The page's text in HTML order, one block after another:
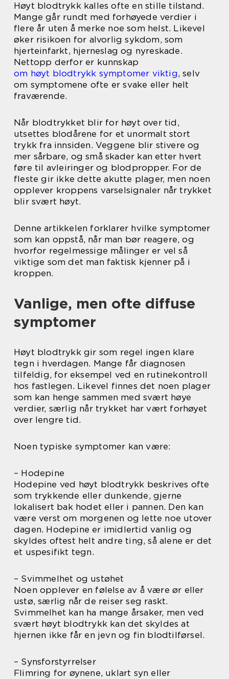
Høyt blodtrykk kalles ofte en stille tilstand.
Mange går rundt med forhøyede verdier i
flere år uten å merke noe som helst. Likevel
øker risikoen for alvorlig sykdom, som
hjerteinfarkt, hjerneslag og nyreskade.
Nettopp derfor er kunnskap
om høyt blodtrykk symptomer viktig, selv
om symptomene ofte er svake eller helt
fraværende.
Når blodtrykket blir for høyt over tid,
utsettes blodårene for et unormalt stort
trykk fra innsiden. Veggene blir stivere og
mer sårbare, og små skader kan etter hvert
føre til avleiringer og blodpropper. For de
fleste gir ikke dette akutte plager, men noen
opplever kroppens varselsignaler når trykket
blir svært høyt.
Denne artikkelen forklarer hvilke symptomer
som kan oppstå, når man bør reagere, og
hvorfor regelmessige målinger er vel så
viktige som det man faktisk kjenner på i
kroppen.
Vanlige, men ofte diffuse
symptomer
Høyt blodtrykk gir som regel ingen klare
tegn i hverdagen. Mange får diagnosen
tilfeldig, for eksempel ved en rutinekontroll
hos fastlegen. Likevel finnes det noen plager
som kan henge sammen med svært høye
verdier, særlig når trykket har vært forhøyet
over lengre tid.
Noen typiske symptomer kan være:
– Hodepine
Hodepine ved høyt blodtrykk beskrives ofte
som trykkende eller dunkende, gjerne
lokalisert bak hodet eller i pannen. Den kan
være verst om morgenen og lette noe utover
dagen. Hodepine er imidlertid vanlig og
skyldes oftest helt andre ting, så alene er det
et uspesifikt tegn.
– Svimmelhet og ustøhet
Noen opplever en følelse av å være ør eller
ustø, særlig når de reiser seg raskt.
Svimmelhet kan ha mange årsaker, men ved
svært høyt blodtrykk kan det skyldes at
hjernen ikke får en jevn og fin blodtilførsel.
– Synsforstyrrelser
Flimring for øynene, uklart syn eller